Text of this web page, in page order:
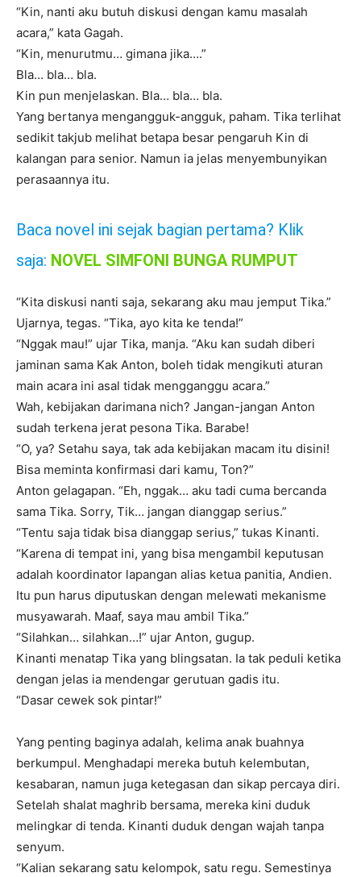
“Kin, nanti aku butuh diskusi dengan kamu masalah
acara,” kata Gagah.
“Kin, menurutmu… gimana jika….”
Bla… bla… bla.
Kin pun menjelaskan. Bla… bla… bla.
Yang bertanya mengangguk-angguk, paham. Tika terlihat
sedikit takjub melihat betapa besar pengaruh Kin di
kalangan para senior. Namun ia jelas menyembunyikan
perasaannya itu.
Baca novel ini sejak bagian pertama? Klik
saja: NOVEL SIMFONI BUNGA RUMPUT
“Kita diskusi nanti saja, sekarang aku mau jemput Tika.”
Ujarnya, tegas. “Tika, ayo kita ke tenda!”
“Nggak mau!” ujar Tika, manja. “Aku kan sudah diberi
jaminan sama Kak Anton, boleh tidak mengikuti aturan
main acara ini asal tidak mengganggu acara.”
Wah, kebijakan darimana nich? Jangan-jangan Anton
sudah terkena jerat pesona Tika. Barabe!
“O, ya? Setahu saya, tak ada kebijakan macam itu disini!
Bisa meminta konfirmasi dari kamu, Ton?”
Anton gelagapan. “Eh, nggak… aku tadi cuma bercanda
sama Tika. Sorry, Tik… jangan dianggap serius.”
“Tentu saja tidak bisa dianggap serius,” tukas Kinanti.
“Karena di tempat ini, yang bisa mengambil keputusan
adalah koordinator lapangan alias ketua panitia, Andien.
Itu pun harus diputuskan dengan melewati mekanisme
musyawarah. Maaf, saya mau ambil Tika.”
“Silahkan… silahkan…!” ujar Anton, gugup.
Kinanti menatap Tika yang blingsatan. Ia tak peduli ketika
dengan jelas ia mendengar gerutuan gadis itu.
“Dasar cewek sok pintar!”
Yang penting baginya adalah, kelima anak buahnya
berkumpul. Menghadapi mereka butuh kelembutan,
kesabaran, namun juga ketegasan dan sikap percaya diri.
Setelah shalat maghrib bersama, mereka kini duduk
melingkar di tenda. Kinanti duduk dengan wajah tanpa
senyum.
“Kalian sekarang satu kelompok, satu regu. Semestinya